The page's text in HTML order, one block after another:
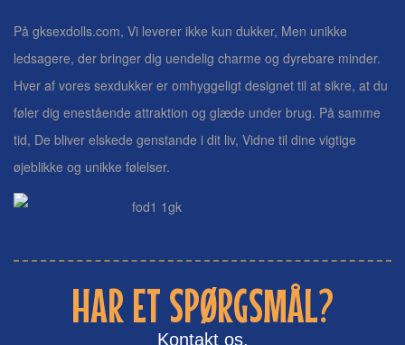
På gksexdolls.com, Vi leverer ikke kun dukker, Men unikke
ledsagere, der bringer dig uendelig charme og dyrebare minder.
Hver af vores sexdukker er omhyggeligt designet til at sikre, at du
føler dig enestående attraktion og glæde under brug. På samme
tid, De bliver elskede genstande i dit liv, Vidne til dine vigtige
øjeblikke og unikke følelser.
HAR ET SPØRGSMÅL?
Kontakt os.